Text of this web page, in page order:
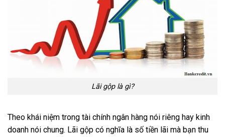
Lãi gộp là gì?
Theo khái niệm trong tài chính ngân hàng nói riêng hay kinh
doanh nói chung. Lãi gộp có nghĩa là số tiền lãi mà bạn thu